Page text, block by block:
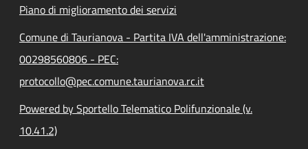
Piano di miglioramento dei servizi
Comune di Taurianova - Partita IVA dell'amministrazione:
00298560806 - PEC:
protocollo@pec.comune.taurianova.rc.it
Powered by Sportello Telematico Polifunzionale (v.
10.41.2)